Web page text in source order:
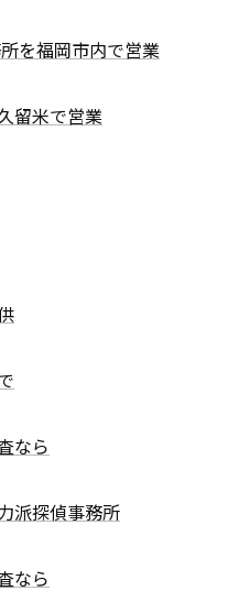
を福岡市内で営業
留米で営業
なら
派探偵事務所
なら